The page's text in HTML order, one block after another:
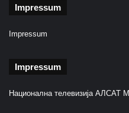
Impressum
Impressum
Impressum
Национална телевизија АЛСАТ М